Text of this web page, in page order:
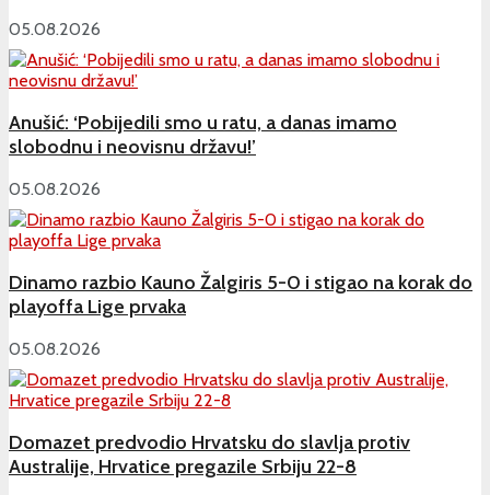
05.08.2026
Anušić: ‘Pobijedili smo u ratu, a danas imamo
slobodnu i neovisnu državu!’
05.08.2026
Dinamo razbio Kauno Žalgiris 5-0 i stigao na korak do
playoffa Lige prvaka
05.08.2026
Domazet predvodio Hrvatsku do slavlja protiv
Australije, Hrvatice pregazile Srbiju 22-8